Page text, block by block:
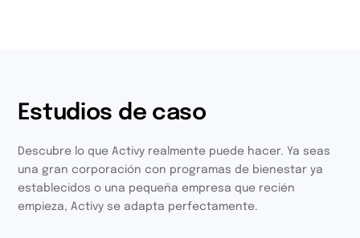
Estudios de caso
Descubre lo que Activy realmente puede hacer. Ya seas
una gran corporación con programas de bienestar ya
establecidos o una pequeña empresa que recién
empieza, Activy se adapta perfectamente.